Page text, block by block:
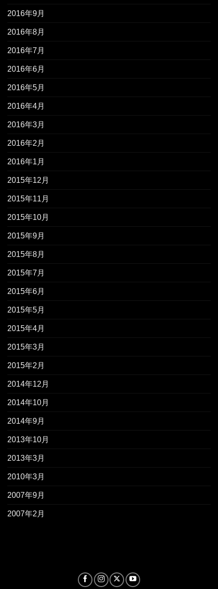
2016年9月
2016年8月
2016年7月
2016年6月
2016年5月
2016年4月
2016年3月
2016年2月
2016年1月
2015年12月
2015年11月
2015年10月
2015年9月
2015年8月
2015年7月
2015年6月
2015年5月
2015年4月
2015年3月
2015年2月
2014年12月
2014年10月
2014年9月
2013年10月
2013年3月
2010年3月
2007年9月
2007年2月